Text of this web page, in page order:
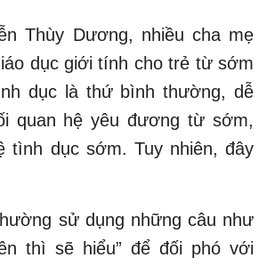
Thùy Dương, nhiều cha mẹ
dục giới tính cho trẻ từ sớm
dục là thứ bình thường, dễ
quan hệ yêu đương từ sớm,
tình dục sớm. Tuy nhiên, đây
sử dụng những câu như
thì sẽ hiểu” để đối phó với